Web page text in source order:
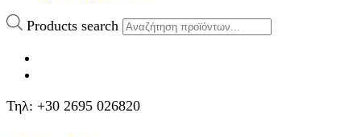
Products search
Τηλ: +30 2695 026820